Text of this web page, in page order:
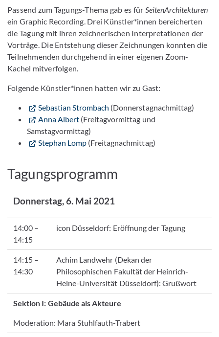
Passend zum Tagungs-Thema gab es für SeitenArchitekturen
ein Graphic Recording. Drei Künstler*innen bereicherten
die Tagung mit ihren zeichnerischen Interpretationen der
Vorträge. Die Entstehung dieser Zeichnungen konnten die
Teilnehmenden durchgehend in einer eigenen Zoom-
Kachel mitverfolgen.
Folgende Künstler*innen hatten wir zu Gast:
Sebastian Strombach (Donnerstagnachmittag)
Anna Albert (Freitagvormittag und
Samstagvormittag)
Stephan Lomp (Freitagnachmittag)
Tagungsprogramm
Donnerstag, 6. Mai 2021
14:00 –
14:15
icon Düsseldorf: Eröffnung der Tagung
14:15 –
14:30
Achim Landwehr (Dekan der
Philosophischen Fakultät der Heinrich-
Heine-Universität Düsseldorf): Grußwort
Sektion I: Gebäude als Akteure
Moderation: Mara Stuhlfauth-Trabert